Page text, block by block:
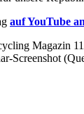
auf YouTube
Magazin
Screenshot